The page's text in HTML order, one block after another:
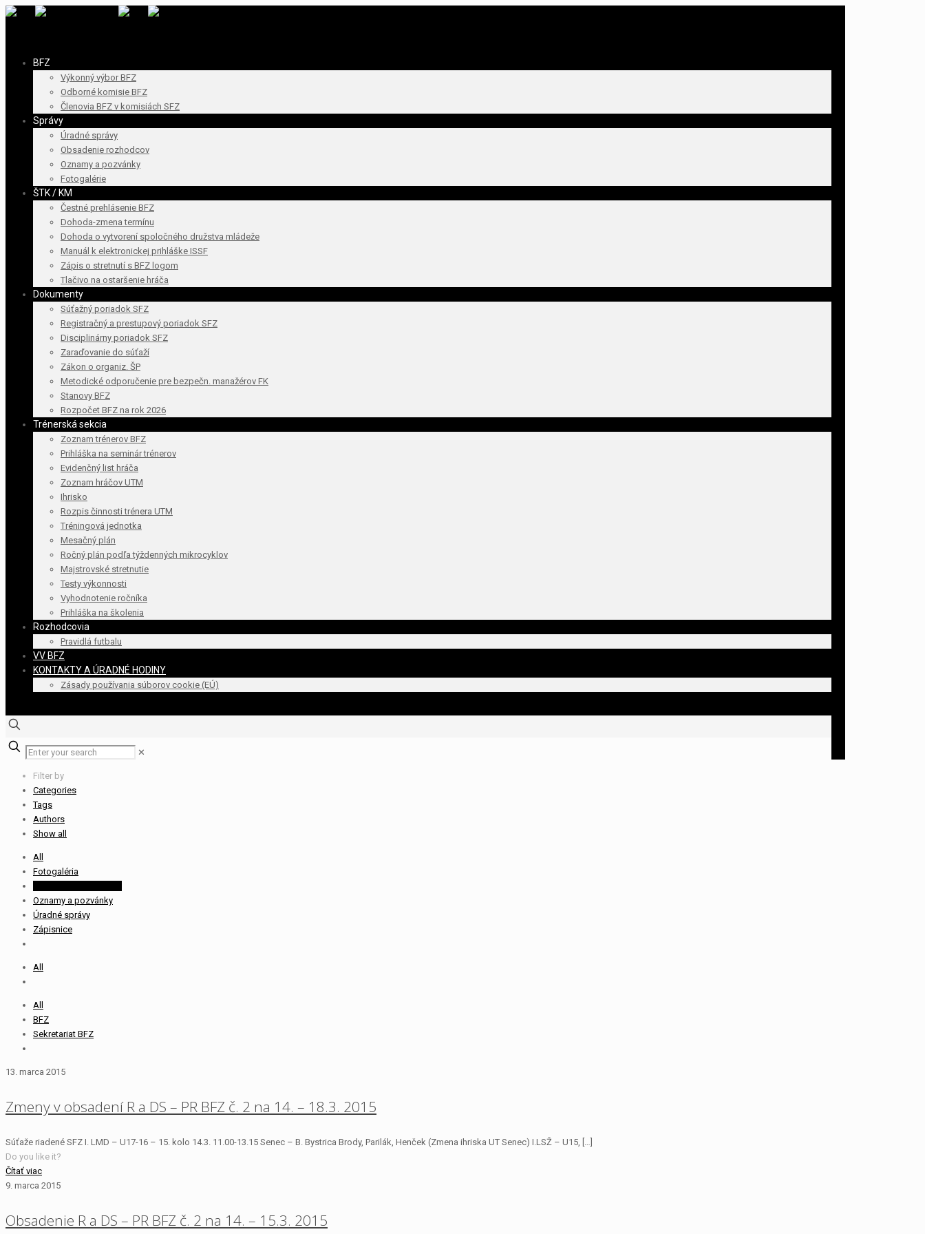
BFZ
Výkonný výbor BFZ
Odborné komisie BFZ
Členovia BFZ v komisiách SFZ
Správy
Úradné správy
Obsadenie rozhodcov
Oznamy a pozvánky
Fotogalérie
ŠTK / KM
Čestné prehlásenie BFZ
Dohoda-zmena termínu
Dohoda o vytvorení spoločného družstva mládeže
Manuál k elektronickej prihláške ISSF
Zápis o stretnutí s BFZ logom
Tlačivo na ostaršenie hráča
Dokumenty
Súťažný poriadok SFZ
Registračný a prestupový poriadok SFZ
Disciplinárny poriadok SFZ
Zaraďovanie do súťaží
Zákon o organiz. ŠP
Metodické odporučenie pre bezpečn. manažérov FK
Stanovy BFZ
Rozpočet BFZ na rok 2026
Trénerská sekcia
Zoznam trénerov BFZ
Prihláška na seminár trénerov
Evidenčný list hráča
Zoznam hráčov UTM
Ihrisko
Rozpis činnosti trénera UTM
Tréningová jednotka
Mesačný plán
Ročný plán podľa týždenných mikrocyklov
Majstrovské stretnutie
Testy výkonnosti
Vyhodnotenie ročníka
Prihláška na školenia
Rozhodcovia
Pravidlá futbalu
VV BFZ
KONTAKTY A ÚRADNÉ HODINY
Zásady používania súborov cookie (EÚ)
✕
Filter by
Categories
Tags
Authors
Show all
All
Fotogaléria
Oznamy a pozvánky
Úradné správy
Zápisnice
All
All
BFZ
Sekretariat BFZ
13. marca 2015
Zmeny v obsadení R a DS – PR BFZ č. 2 na 14. – 18.3. 2015
Súťaže riadené SFZ I. LMD – U17-16 – 15. kolo 14.3. 11.00-13.15 Senec – B. Bystrica Brody, Parilák, Henček (Zmena ihriska UT Senec) I.LSŽ – U15,
Do you like it?
Čítať viac
9. marca 2015
Obsadenie R a DS – PR BFZ č. 2 na 14. – 15.3. 2015